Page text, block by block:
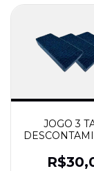
JOGO 3